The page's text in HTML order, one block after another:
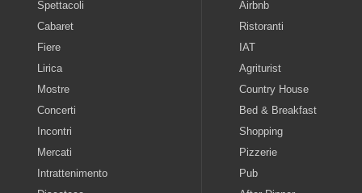
Spettacoli
Cabaret
Fiere
Lirica
Mostre
Concerti
Incontri
Mercati
Intrattenimento
Airbnb
Ristoranti
IAT
Agriturist
Country House
Bed & Breakfast
Shopping
Pizzerie
Pub